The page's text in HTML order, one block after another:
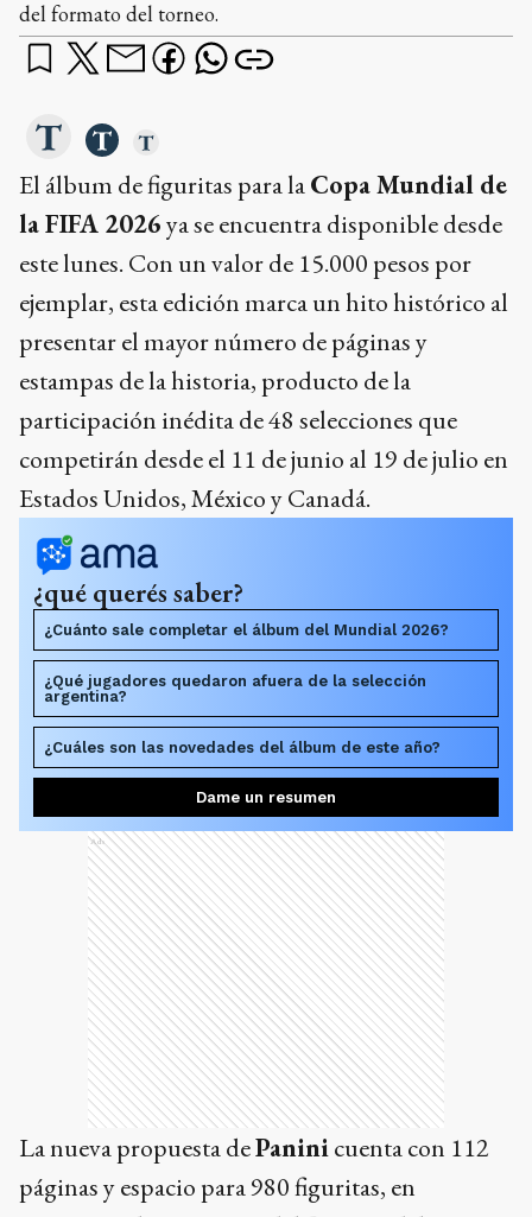
del formato del torneo.
El álbum de figuritas para laCopa Mundial de
la FIFA 2026ya se encuentra disponible desde
este lunes. Con un valor de 15.000 pesos por
ejemplar, esta edición marca un hito histórico al
presentar el mayor número de páginas y
estampas de la historia, producto de la
participación inédita de 48 selecciones que
competirán desde el 11 de junio al 19 de julio en
Estados Unidos, México y Canadá.
¿qué querés saber?
¿Cuánto sale completar el álbum del Mundial 2026?
¿Qué jugadores quedaron afuera de la selección
argentina?
¿Cuáles son las novedades del álbum de este año?
Dame un resumen
Ads
La nueva propuesta dePaninicuenta con 112
páginas y espacio para 980 figuritas, en